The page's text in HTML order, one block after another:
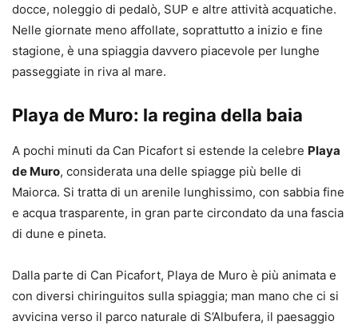
docce, noleggio di pedalò, SUP e altre attività acquatiche.
Nelle giornate meno affollate, soprattutto a inizio e fine
stagione, è una spiaggia davvero piacevole per lunghe
passeggiate in riva al mare.
Playa de Muro: la regina della baia
A pochi minuti da Can Picafort si estende la celebre Playa
de Muro, considerata una delle spiagge più belle di
Maiorca. Si tratta di un arenile lunghissimo, con sabbia fine
e acqua trasparente, in gran parte circondato da una fascia
di dune e pineta.
Dalla parte di Can Picafort, Playa de Muro è più animata e
con diversi chiringuitos sulla spiaggia; man mano che ci si
avvicina verso il parco naturale di S’Albufera, il paesaggio